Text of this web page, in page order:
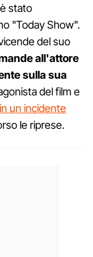
stato
"Today Show".
del suo
all'attore
sulla sua
del film e
un incidente
le riprese.